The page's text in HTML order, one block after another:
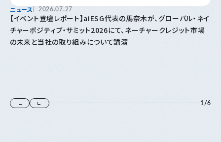
ニュース 2026.07.27
【イベント登壇レポート】aiESG代表の馬奈木が、グローバル・ネイ
チャーポジティブ・サミット2026にて、ネーチャークレジット市場
の未来と当社の取り組みについて講演
1/6